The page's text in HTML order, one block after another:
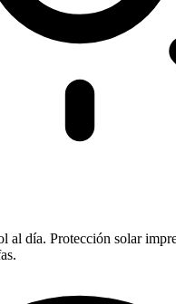
al día. Protección solar